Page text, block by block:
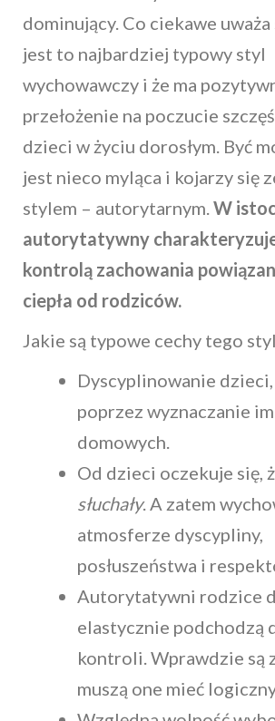
dominujący. Co ciekawe uważa
jest to najbardziej typowy styl
wychowawczy i że ma
przełożenie na poczucie
dzieci w życiu dorosłym. Być
jest nieco myląca i kojarzy się
stylem – autorytarnym.W
autorytatywny
kontrolą zachowania
ciepła od rodziców.
Jakie są typowe cechy tego
Dyscyplinowanie dzieci,
poprzez wyznaczanie
domowych.
Od dzieci oczekuje się,
słuchały. A zatem
atmosferze dyscypliny,
posłuszeństwa i
Autorytatywni rodzice
elastycznie podchodzą
kontroli. Wprawdzie są
muszą one mieć